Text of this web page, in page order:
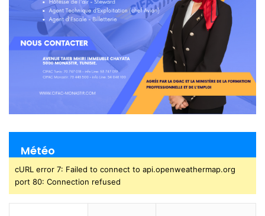
Météo
cURL error 7: Failed to connect to api.openweathermap.org
port 80: Connection refused